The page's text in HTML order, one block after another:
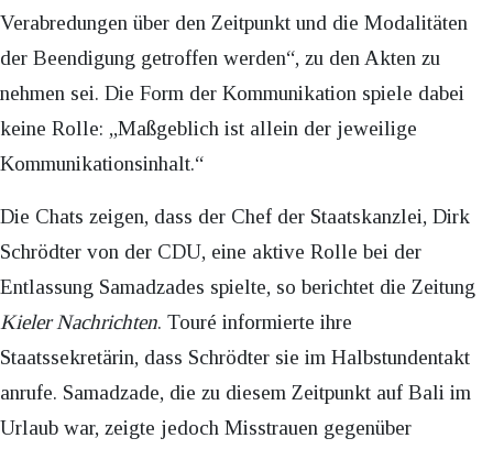
Verabredungen über den Zeitpunkt und die Modalitäten
der Beendigung getroffen werden“, zu den Akten zu
nehmen sei. Die Form der Kommunikation spiele dabei
keine Rolle: „Maßgeblich ist allein der jeweilige
Kommunikationsinhalt.“
Die Chats zeigen, dass der Chef der Staatskanzlei, Dirk
Schrödter von der CDU, eine aktive Rolle bei der
Entlassung Samadzades spielte, so berichtet die Zeitung
Kieler Nachrichten. Touré informierte ihre
Staatssekretärin, dass Schrödter sie im Halbstundentakt
anrufe. Samadzade, die zu diesem Zeitpunkt auf Bali im
Urlaub war, zeigte jedoch Misstrauen gegenüber